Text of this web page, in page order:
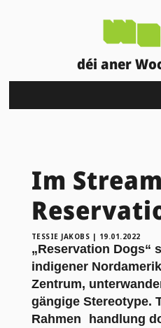
déi aner
Im
TESSIE JAKOBS | 19.01.2022
„Reservation Dogs“
indigener
Zentrum,
gängige Stereotype.
Rahmen handlung